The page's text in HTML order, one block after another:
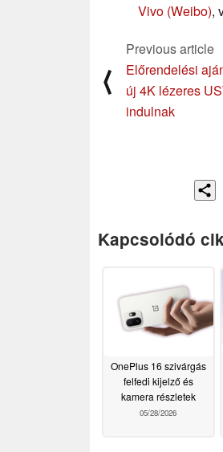
Vivo (Weibo),
⟨
Previous article
Előrendelési
új 4K lézeres
indulnak
Kapcsolódó
OnePlus 16 szivárgás
felfedi kijelző és
kamera részletek
05/28/2026